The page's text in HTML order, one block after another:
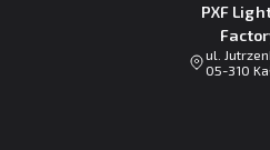
PXF
ul.
05-310